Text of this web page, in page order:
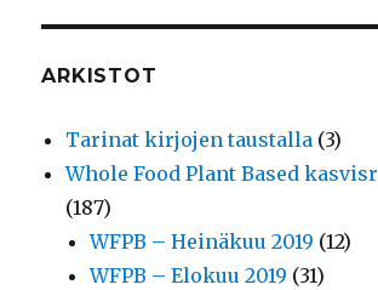
ARKISTOT
Tarinat kirjojen taustalla (3)
Whole Food Plant Based
(187)
WFPB – Heinäkuu 2019 (12)
WFPB – Elokuu 2019 (31)